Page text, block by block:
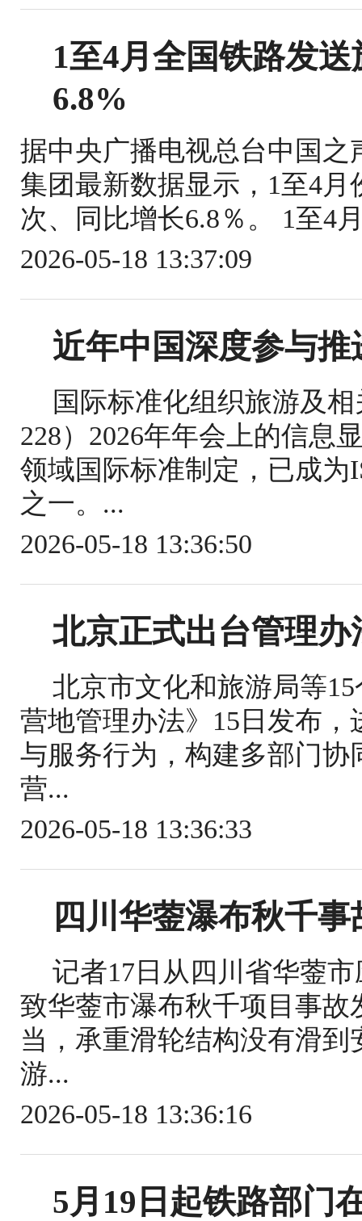
1至4月全国铁路发
6.8%
据中央广播电视总台中国
集团最新数据显示，1至4月
次、同比增长6.8％。 1至4
2026-05-18 13:37:09
近年中国深度参与
国际标准化组织旅游及
228）2026年年会上的信息
领域国际标准制定，已成为
之一。...
2026-05-18 13:36:50
北京正式出台管理
北京市文化和旅游局等
营地管理办法》15日发布
与服务行为，构建多部门
营...
2026-05-18 13:36:33
四川华蓥瀑布秋千
记者17日从四川省华蓥
致华蓥市瀑布秋千项目事
当，承重滑轮结构没有滑
游...
2026-05-18 13:36:16
5月19日起铁路部门